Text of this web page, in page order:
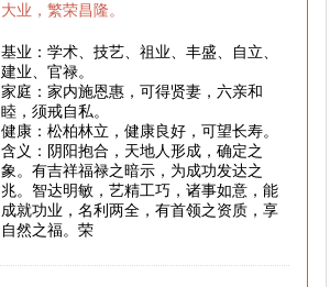
大业，繁荣昌隆。
基业：学术、技艺、祖业、丰盛、自立、
建业、官禄。
家庭：家内施恩惠，可得贤妻，六亲和
睦，须戒自私。
健康：松柏林立，健康良好，可望长寿。
含义：阴阳抱合，天地人形成，确定之
象。有吉祥福禄之暗示，为成功发达之
兆。智达明敏，艺精工巧，诸事如意，能
成就功业，名利两全，有首领之资质，享
自然之福。荣